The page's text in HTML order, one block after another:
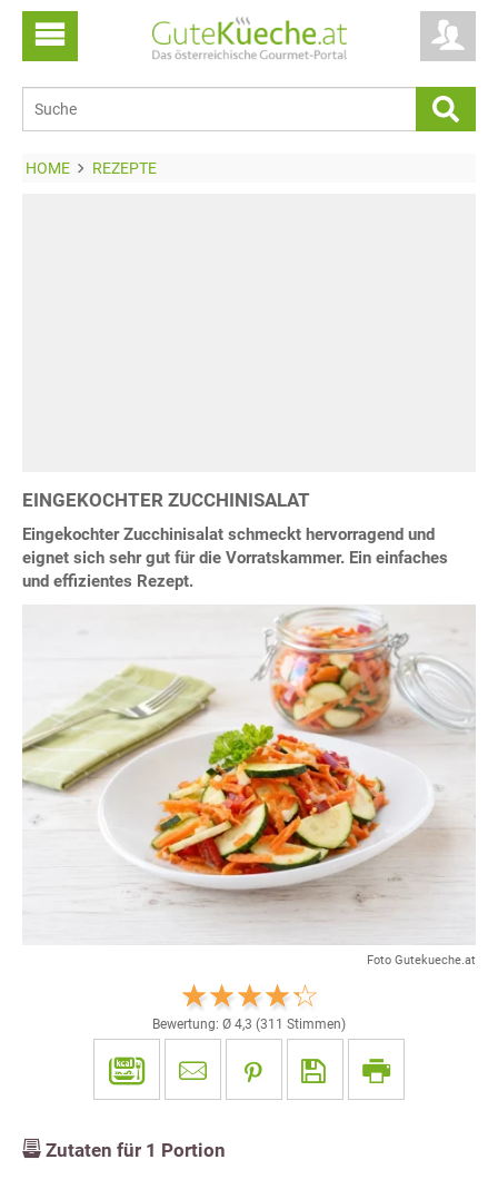
HOME REZEPTE
EINGEKOCHTER ZUCCHINISALAT
Eingekochter Zucchinisalat schmeckt hervorragend und
eignet sich sehr gut für die Vorratskammer. Ein einfaches
und effizientes Rezept.
Foto Gutekueche.at
Bewertung: Ø 4,3 (311 Stimmen)
Zutaten für 1 Portion